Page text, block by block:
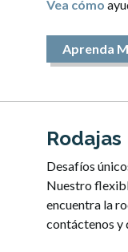
Vea cómo
Aprenda
Rodajas
Desafíos
Nuestro
encuentra la
contáctenos y